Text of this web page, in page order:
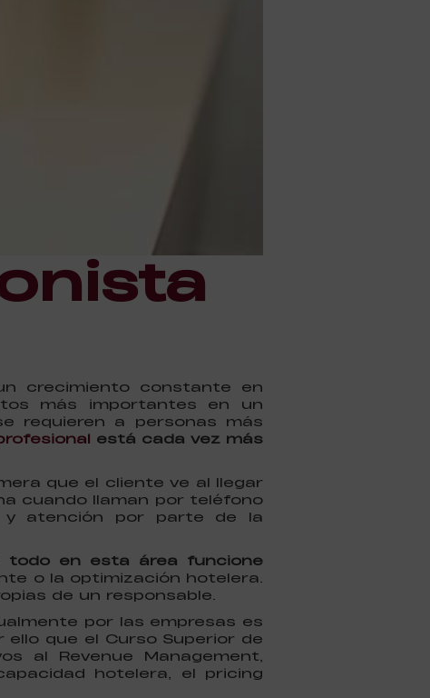
crecimiento constante en
más importantes en un
requieren a personas más
está cada vez más
que el cliente ve al llegar
cuando llaman por teléfono
y atención por parte de la
todo en esta área funcione
o la optimización hotelera.
de un responsable.
por las empresas es
que el Curso Superior de
al Revenue Management,
hotelera, el pricing